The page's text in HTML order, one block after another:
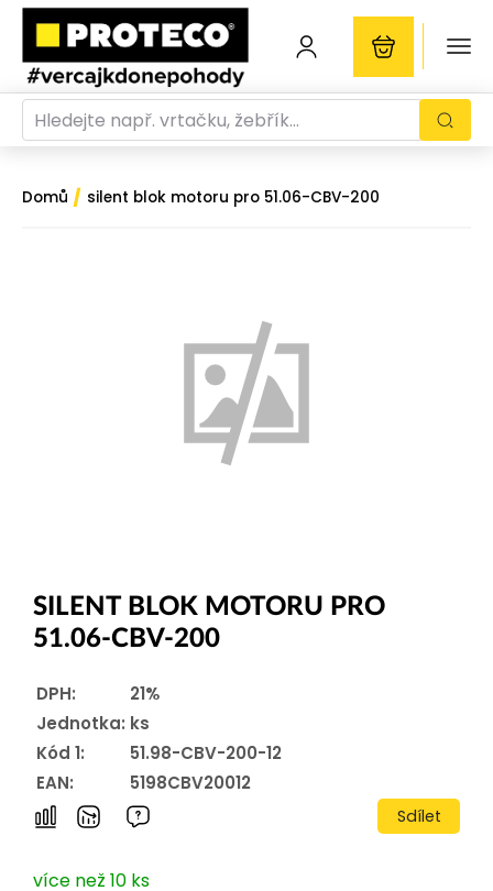
Domů / silent blok motoru pro 51.06-CBV-200
SILENT BLOK MOTORU PRO
51.06-CBV-200
DPH:
21%
Jednotka: ks
Kód 1:
51.98-CBV-200-12
EAN:
5198CBV20012
Sdílet
více než 10 ks